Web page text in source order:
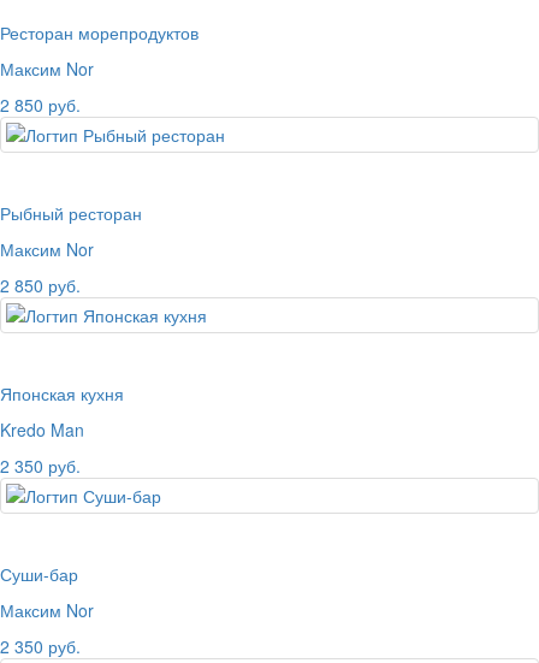
Ресторан морепродуктов
Максим Nor
2 850 руб.
Рыбный ресторан
Максим Nor
2 850 руб.
Японская кухня
Kredo Man
2 350 руб.
Суши-бар
Максим Nor
2 350 руб.